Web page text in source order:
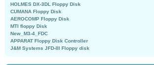
HOLMES DX-3DL Floppy Disk
CUMANA Floppy Disk
AEROCOMP Floppy Disk
MTI floppy Disk
New_M3-4_FDC
APPARAT Floppy Disk Controller
J&M Systems JFD-III Floppy disk